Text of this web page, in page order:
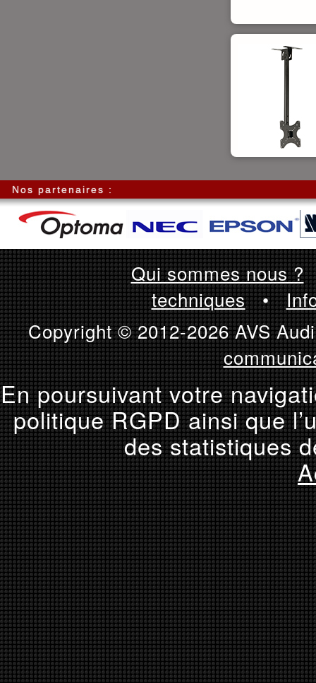
Nos partenaires :
Qui sommes nous ?
techniques•
Copyright © 2012-2026 AVS
En poursuivant votre
politique RGPD ainsi que
des statistiques